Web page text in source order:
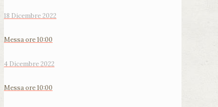
18 Dicembre 2022
Messa ore 10:00
4 Dicembre 2022
Messa ore 10:00